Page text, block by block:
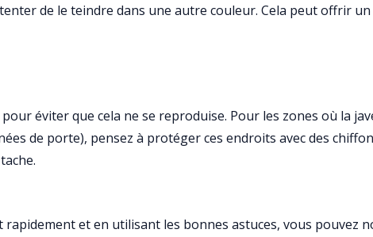
de le teindre dans une autre couleur. Cela peut offrir
éviter que cela ne se reproduise. Pour les zones où la
de porte), pensez à protéger ces endroits avec des
et en utilisant les bonnes astuces, vous pouvez